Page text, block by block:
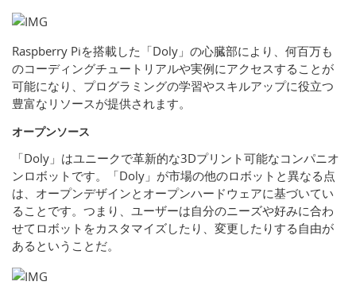
Raspberry Piを搭載した「Doly」の心臓部により、何百万も
のコーディングチュートリアルや実例にアクセスすることが
可能になり、プログラミングの学習やスキルアップに役立つ
豊富なリソースが提供されます。
オープンソース
「Doly」はユニークで革新的な3Dプリント可能なコンパニオ
ンロボットです。「Doly」が市場の他のロボットと異なる点
は、オープンデザインとオープンハードウェアに基づいてい
ることです。つまり、ユーザーは自分のニーズや好みに合わ
せてロボットをカスタマイズしたり、変更したりする自由が
あるということだ。